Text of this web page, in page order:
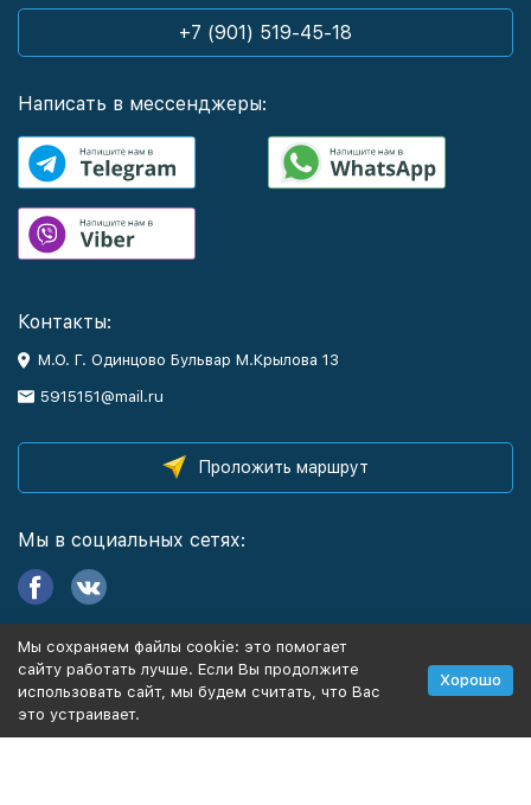
+7 (901) 519-45-18
Написать в мессенджеры:
Контакты:
М.О. Г. Одинцово Бульвар М.Крылова 13
5915151@mail.ru
Проложить маршрут
Мы в социальных сетях:
Информация
Политика персональных данных
Мы сохраняем файлы cookie: это помогает
сайту работать лучше. Если Вы продолжите
использовать сайт, мы будем считать, что Вас
это устраивает.
Хорошо